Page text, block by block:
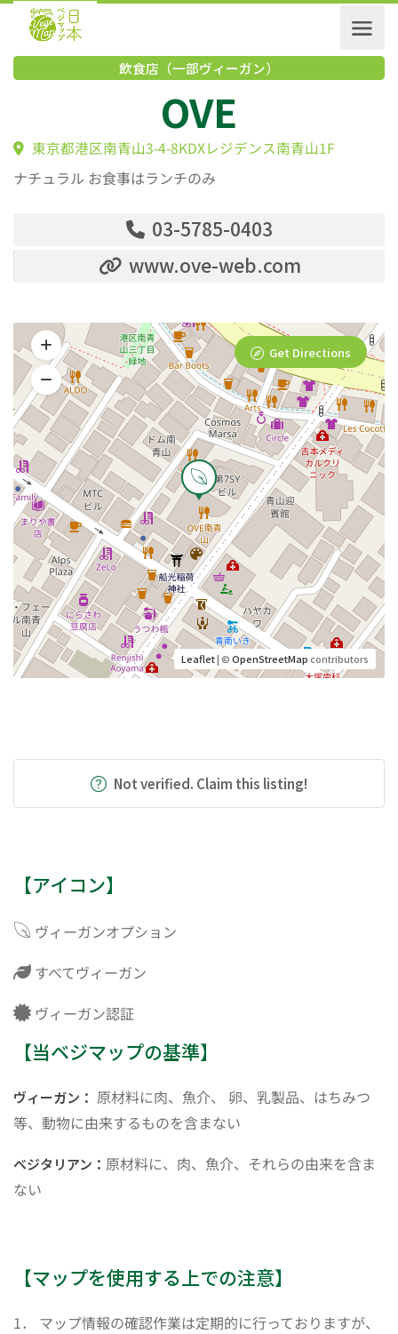
飲食店（一部ヴィーガン）
OVE
東京都港区南青山3-4-8KDXレジデンス南青山1F
ナチュラル お食事はランチのみ
03-5785-0403
www.ove-web.com
Leaflet| ©OpenStreetMapcontributors
Get Directions
Not verified. Claim this listing!
【アイコン】
ヴィーガンオプション
すべてヴィーガン
ヴィーガン認証
【当ベジマップの基準】
ヴィーガン： 原材料に肉、魚介、 卵、乳製品、はちみつ
等、動物に由来するものを含まない
ベジタリアン： 原材料に、肉、魚介、それらの由来を含ま
ない
【マップを使用する上での注意】
1． マップ情報の確認作業は定期的に行っておりますが、